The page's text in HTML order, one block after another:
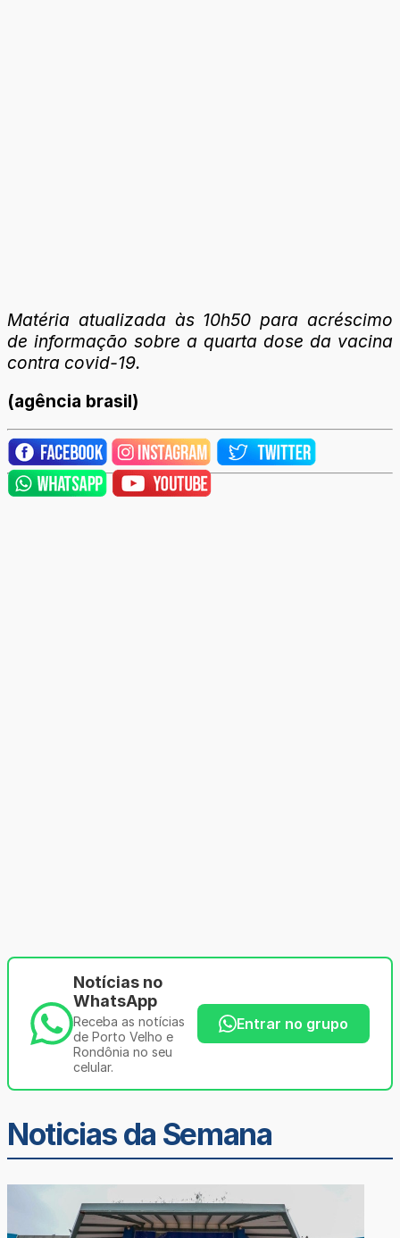
Matéria atualizada às 10h50 para acréscimo
de informação sobre a quarta dose da vacina
contra covid-19.
(agência brasil)
Notícias no
WhatsApp
Receba as notícias
de Porto Velho e
Rondônia no seu
celular.
Entrar no grupo
Noticias da Semana